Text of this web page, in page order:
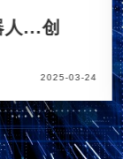
...创
2025-03-24